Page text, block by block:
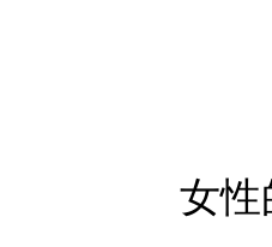
女性